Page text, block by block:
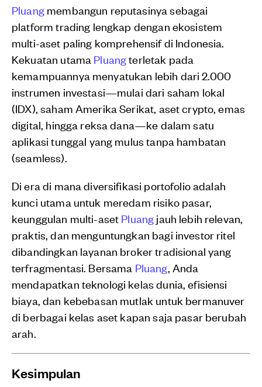
Pluangmembangun reputasinya sebagai
platform trading lengkap dengan ekosistem
multi-aset paling komprehensif di Indonesia.
Kekuatan utama Pluangterletak pada
kemampuannya menyatukan lebih dari 2.000
instrumen investasi—mulai dari saham lokal
(IDX), saham Amerika Serikat, aset crypto, emas
digital, hingga reksa dana—ke dalam satu
aplikasi tunggal yang mulus tanpa hambatan
(seamless).
Di era di mana diversifikasi portofolio adalah
kunci utama untuk meredam risiko pasar,
keunggulan multi-aset Pluang jauh lebih relevan,
praktis, dan menguntungkan bagi investor ritel
dibandingkan layanan broker tradisional yang
terfragmentasi. Bersama Pluang , Anda
mendapatkan teknologi kelas dunia, efisiensi
biaya, dan kebebasan mutlak untuk bermanuver
di berbagai kelas aset kapan saja pasar berubah
arah.
Kesimpulan